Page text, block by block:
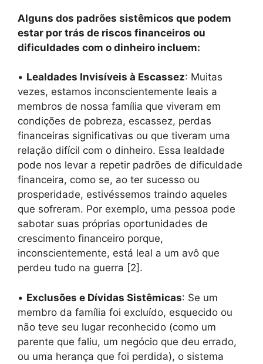
Alguns dos padrões sistêmicos que podem
estar por trás de riscos financeiros ou
dificuldades com o dinheiro incluem:
• Lealdades Invisíveis à Escassez: Muitas
vezes, estamos inconscientemente leais a
membros de nossa família que viveram em
condições de pobreza, escassez, perdas
financeiras significativas ou que tiveram uma
relação difícil com o dinheiro. Essa lealdade
pode nos levar a repetir padrões de dificuldade
financeira, como se, ao ter sucesso ou
prosperidade, estivéssemos traindo aqueles
que sofreram. Por exemplo, uma pessoa pode
sabotar suas próprias oportunidades de
crescimento financeiro porque,
inconscientemente, está leal a um avô que
perdeu tudo na guerra [2].
• Exclusões e Dívidas Sistêmicas: Se um
membro da família foi excluído, esquecido ou
não teve seu lugar reconhecido (como um
parente que faliu, um negócio que deu errado,
ou uma herança que foi perdida), o sistema